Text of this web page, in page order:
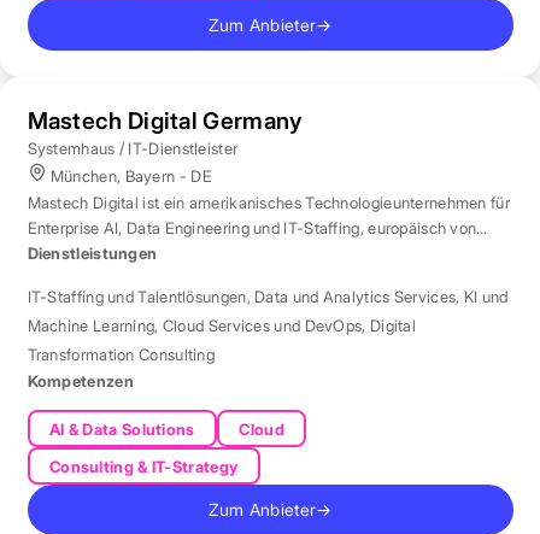
Zum Anbieter→
Mastech Digital Germany
Systemhaus / IT-Dienstleister
München, Bayern - DE
Mastech Digital ist ein amerikanisches Technologieunternehmen für
Enterprise AI, Data Engineering und IT-Staffing, europäisch von
London aus betreut.
Dienstleistungen
IT-Staffing und Talentlösungen, Data und Analytics Services, KI und
Machine Learning, Cloud Services und DevOps, Digital
Transformation Consulting
Kompetenzen
AI & Data Solutions
Cloud
Consulting & IT-Strategy
Zum Anbieter→